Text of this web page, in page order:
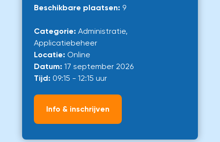
Beschikbare plaatsen: 9
Categorie: Administratie,
Applicatiebeheer
Locatie: Online
Datum: 17 september 2026
Tijd: 09:15 - 12:15 uur
Info & inschrijven